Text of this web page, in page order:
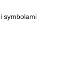
symbolami